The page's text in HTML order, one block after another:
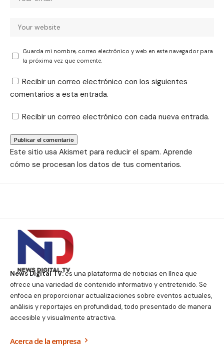
Guarda mi nombre, correo electrónico y web en este navegador para
la próxima vez que comente.
Recibir un correo electrónico con los siguientes
comentarios a esta entrada.
Recibir un correo electrónico con cada nueva entrada.
Este sitio usa Akismet para reducir el spam. Aprende
cómo se procesan los datos de tus comentarios.
News Digital TV:es una plataforma de noticias en línea que
ofrece una variedad de contenido informativo y entretenido. Se
enfoca en proporcionar actualizaciones sobre eventos actuales,
análisis y reportajes en profundidad, todo presentado de manera
accesible y visualmente atractiva.
Acerca de la empresa